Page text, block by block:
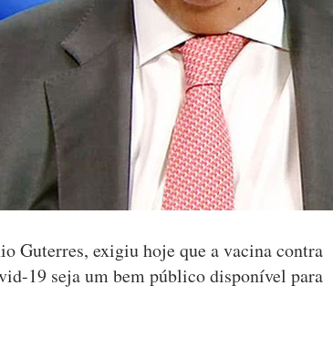
Guterres, exigiu hoje que a vacina contra
19 seja um bem público disponível para